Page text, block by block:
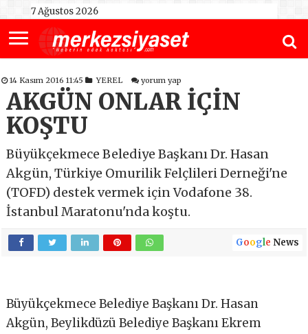
7 Ağustos 2026
14 Kasım 2016 11:45 YEREL yorum yap
AKGÜN ONLAR İÇİN
KOŞTU
Büyükçekmece Belediye Başkanı Dr. Hasan
Akgün, Türkiye Omurilik Felçlileri Derneği'ne
(TOFD) destek vermek için Vodafone 38.
İstanbul Maratonu'nda koştu.
Google News
Büyükçekmece Belediye Başkanı Dr. Hasan
Akgün, Beylikdüzü Belediye Başkanı Ekrem